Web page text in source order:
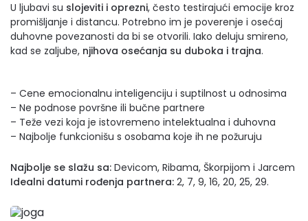
U ljubavi su slojeviti i oprezni, često testirajući emocije kroz
promišljanje i distancu. Potrebno im je poverenje i osećaj
duhovne povezanosti da bi se otvorili. Iako deluju smireno,
kad se zaljube, njihova osećanja su duboka i trajna.
– Cene emocionalnu inteligenciju i suptilnost u odnosima
– Ne podnose površne ili bučne partnere
– Teže vezi koja je istovremeno intelektualna i duhovna
– Najbolje funkcionišu s osobama koje ih ne požuruju
Najbolje se slažu sa: Devicom, Ribama, Škorpijom i Jarcem
Idealni datumi rođenja partnera: 2, 7, 9, 16, 20, 25, 29.